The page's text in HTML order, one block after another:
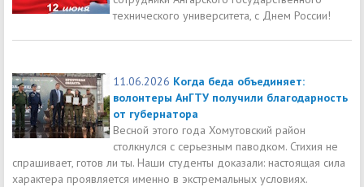
технического университета, с Днем России!
11.06.2026 Когда беда объединяет:
волонтеры АнГТУ получили благодарность
от губернатора
Весной этого года Хомутовский район
столкнулся с серьезным паводком. Стихия не
спрашивает, готов ли ты. Наши студенты доказали: настоящая сила
характера проявляется именно в экстремальных условиях.